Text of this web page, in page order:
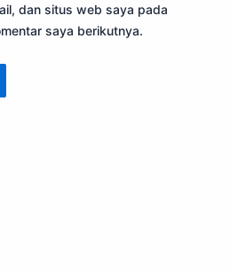
dan situs web saya pada
saya berikutnya.